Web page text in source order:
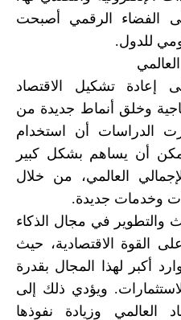
الفضاء الرقمي أصبحت
للدول.
إعادة تشكيل الاقتصاد
وخلق أنماط جديدة من
الدراسات أن استخدام
أن يساهم بشكل كبير
العالمي، من خلال
وخدمات جديدة.
والتطوير في مجال الذكاء
القوة الاقتصادية، حيث
أكبر لهذا المجال بقدرة
ويؤدي ذلك إلى
العالمي وزيادة نفوذها